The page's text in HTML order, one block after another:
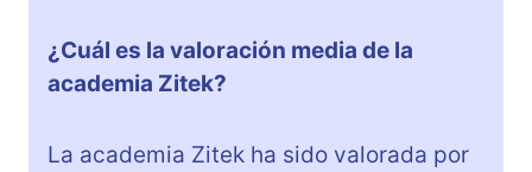
¿Cuál es la valoración media de la
academia Zitek?
La academia Zitek ha sido valorada por